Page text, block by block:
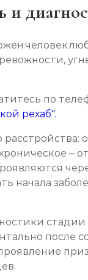
и
человек
по
рехаб".
–
начала
после